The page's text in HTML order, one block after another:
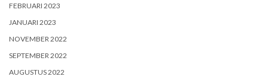
FEBRUARI 2023
JANUARI 2023
NOVEMBER 2022
SEPTEMBER 2022
AUGUSTUS 2022